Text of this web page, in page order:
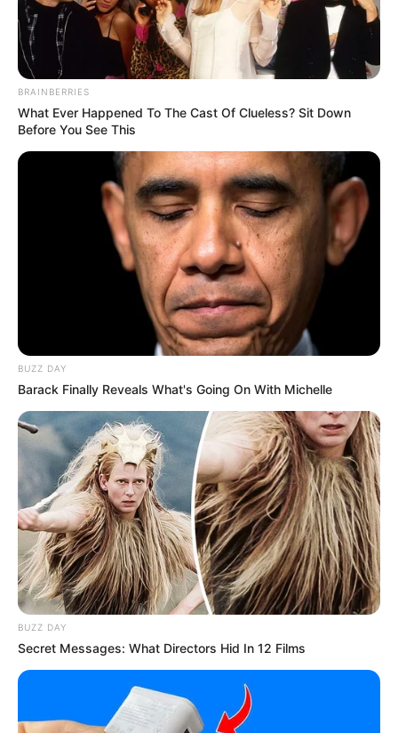
BRAINBERRIES
What Ever Happened To The Cast Of Clueless? Sit Down
Before You See This
BUZZ DAY
Barack Finally Reveals What's Going On With Michelle
BUZZ DAY
Secret Messages: What Directors Hid In 12 Films